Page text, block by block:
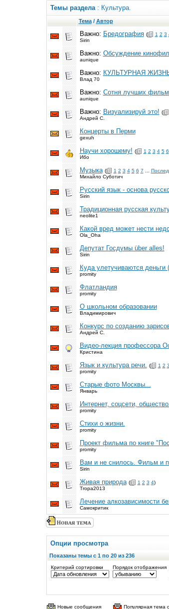
Темы раздела: Культура.
Тема/ Автор
Важно: Бредография ( 1 2 3
Sirin
Важно: Обсуждение
aunique
Важно: КУЛЬТУРНАЯ
Влад 70
Важно: Сотня лучших
aunique
Важно: Визуализируй это! (
Андрей С.
Концерты в Перми
gexuh
Научи хорошему! ( 1 2 3 4 5 6
Ибо
Музыка ( 1 2 3 4 5 6 7
Михайло Суботич
Русский язык - основа
Sirin
Традиционная русская
neolite1
Какой вред может нести
Ola_Oha
Депутат Госдумы über alles!
Sirin
Куда улетучиваются деньги
promity
Флатландия
promity
О школьном образовании
Владимирович
Конкурс по созданию
Андрей С.
Видео-лекция профессора
Кристина
Язык и культура речи. ( 1 2 3
promity
Старые фото Москвы...
Январь
Интернет, соцсети,
promity
Стихи о жизни.
promity
Проект фильма по книге
promity
Вам и не снилось. Фильм и
Sirin
Живая природа ( 1 2 3 4)
Tropa2013
Лечение алкозависимости
Самокритик
Опции просмотра
Показаны темы с 1 по 20 из 236
Критерий сортировки Порядок отображения
Новые сообщения Популярная тема